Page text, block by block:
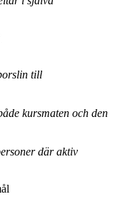
till
kursmaten och den
där aktiv